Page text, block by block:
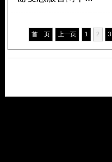
首 页 上一页 1 2 3